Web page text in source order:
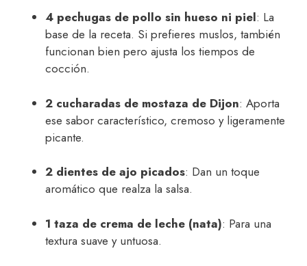
4 pechugas de pollo sin hueso ni piel: La
base de la receta. Si prefieres muslos, también
funcionan bien pero ajusta los tiempos de
cocción.
2 cucharadas de mostaza de Dijon: Aporta
ese sabor característico, cremoso y ligeramente
picante.
2 dientes de ajo picados: Dan un toque
aromático que realza la salsa.
1 taza de crema de leche (nata): Para una
textura suave y untuosa.